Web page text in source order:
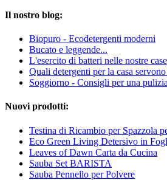
Il nostro blog:
Biopuro - Ecodetergenti moderni
Bucato e leggende...
L'esercito di batteri nelle nostre case
Quali detergenti per la casa
Soggiorno - Consigli per una
Nuovi prodotti:
Testina di Ricambio per Spazzola
Eco Green Living Detersivo in
Leaves of Dawn Carta da Cucina
Sauba Set BARISTA
Sauba Pennello per Polvere